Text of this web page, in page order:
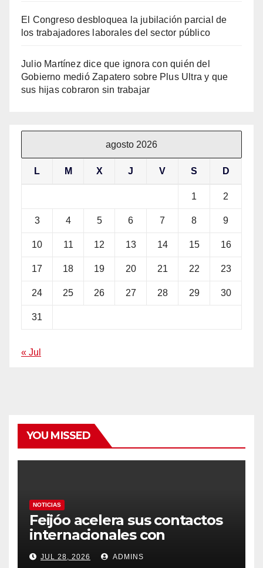
El Congreso desbloquea la jubilación parcial de
los trabajadores laborales del sector público
Julio Martínez dice que ignora con quién del
Gobierno medió Zapatero sobre Plus Ultra y que
sus hijas cobraron sin trabajar
agosto 2026
L M X J V S D
1 2
3 4 5 6 7 8 9
10 11 12 13 14 15 16
17 18 19 20 21 22 23
24 25 26 27 28 29 30
31
« Jul
YOU MISSED
NOTICIAS
Feijóo acelera sus contactos
internacionales con
Latinoamérica como socio
prioritario en su agenda de
JUL 28, 2026 ADMINS